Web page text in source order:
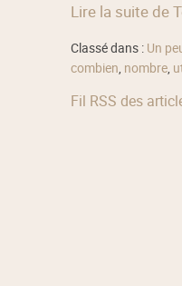
Lire la suite de
Classé dans : Un
combien, nombre,
Fil RSS des